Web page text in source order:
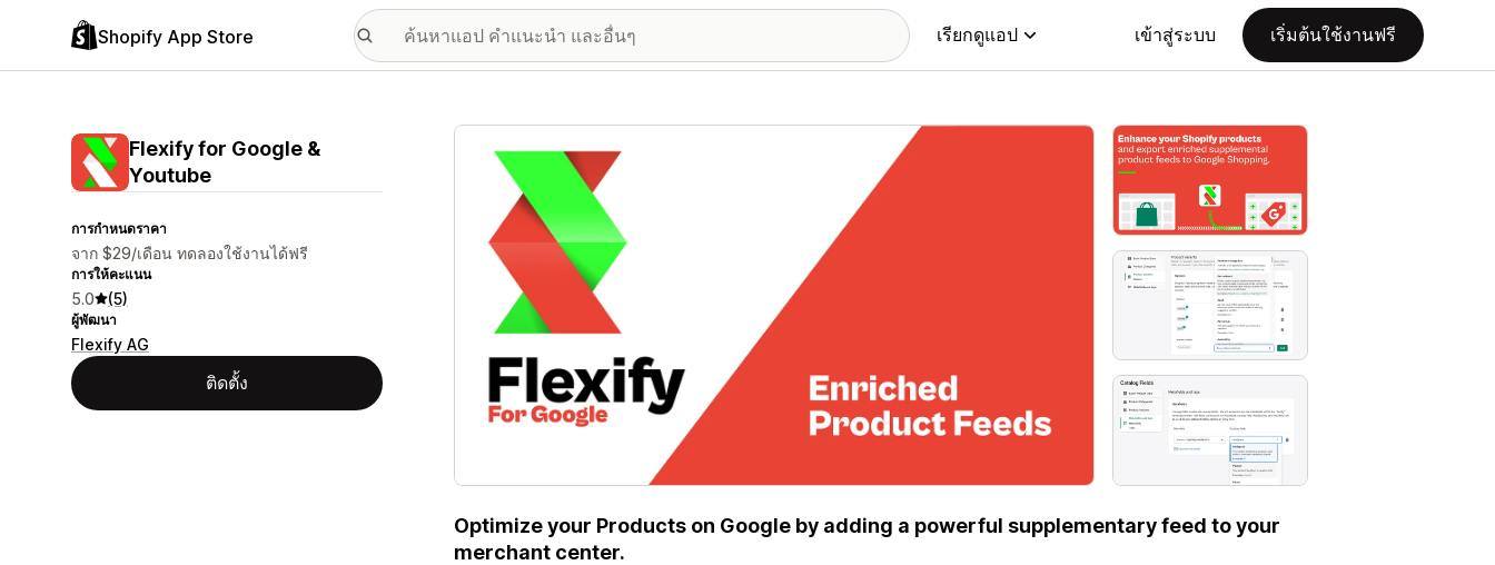
Shopify App Store เรียกดูแอป เข้าสู่ระบบ เริ่มต้นใช้งานฟรี
Flexify for Google &
Youtube
การกำหนดราคา
จาก $29/เดือน ทดลองใช้งานได้ฟรี
การให้คะแนน
5.0 (5)
ผู้พัฒนา
Flexify AG
ติดตั้ง
แกลเลอรีรูปภาพที่แสดง
Optimize your Products on Google by adding a powerful supplementary feed to your
merchant center.